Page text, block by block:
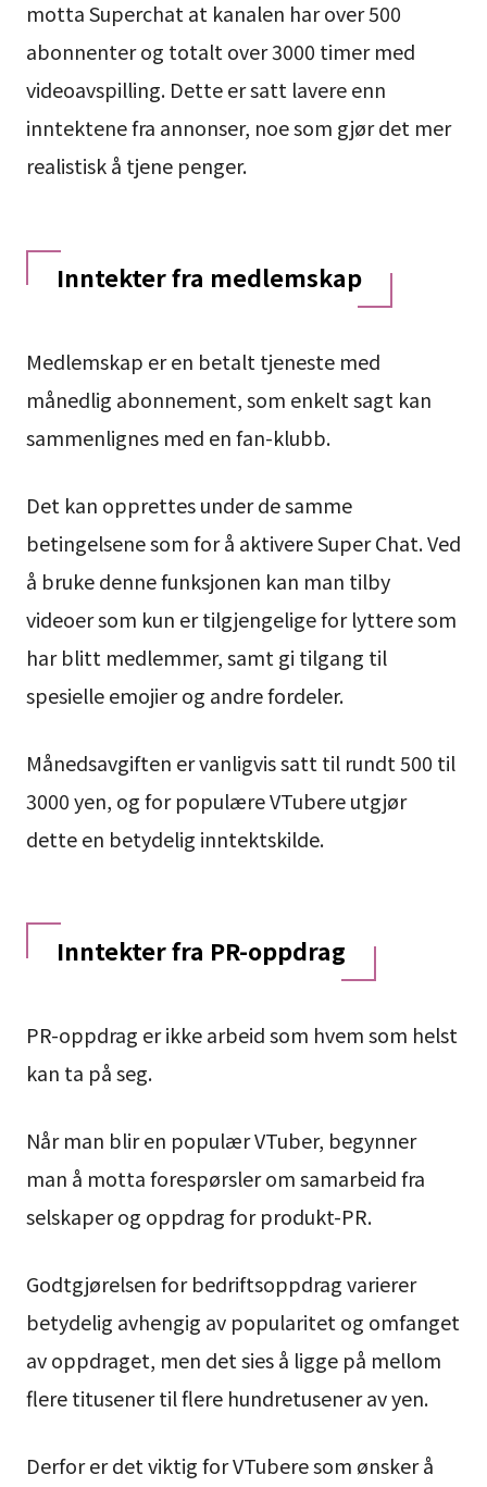
motta Superchat at kanalen har over 500
abonnenter og totalt over 3000 timer med
videoavspilling. Dette er satt lavere enn
inntektene fra annonser, noe som gjør det mer
realistisk å tjene penger.
Inntekter fra medlemskap
Medlemskap er en betalt tjeneste med
månedlig abonnement, som enkelt sagt kan
sammenlignes med en fan-klubb.
Det kan opprettes under de samme
betingelsene som for å aktivere Super Chat. Ved
å bruke denne funksjonen kan man tilby
videoer som kun er tilgjengelige for lyttere som
har blitt medlemmer, samt gi tilgang til
spesielle emojier og andre fordeler.
Månedsavgiften er vanligvis satt til rundt 500 til
3000 yen, og for populære VTubere utgjør
dette en betydelig inntektskilde.
Inntekter fra PR-oppdrag
PR-oppdrag er ikke arbeid som hvem som helst
kan ta på seg.
Når man blir en populær VTuber, begynner
man å motta forespørsler om samarbeid fra
selskaper og oppdrag for produkt-PR.
Godtgjørelsen for bedriftsoppdrag varierer
betydelig avhengig av popularitet og omfanget
av oppdraget, men det sies å ligge på mellom
flere titusener til flere hundretusener av yen.
Derfor er det viktig for VTubere som ønsker å